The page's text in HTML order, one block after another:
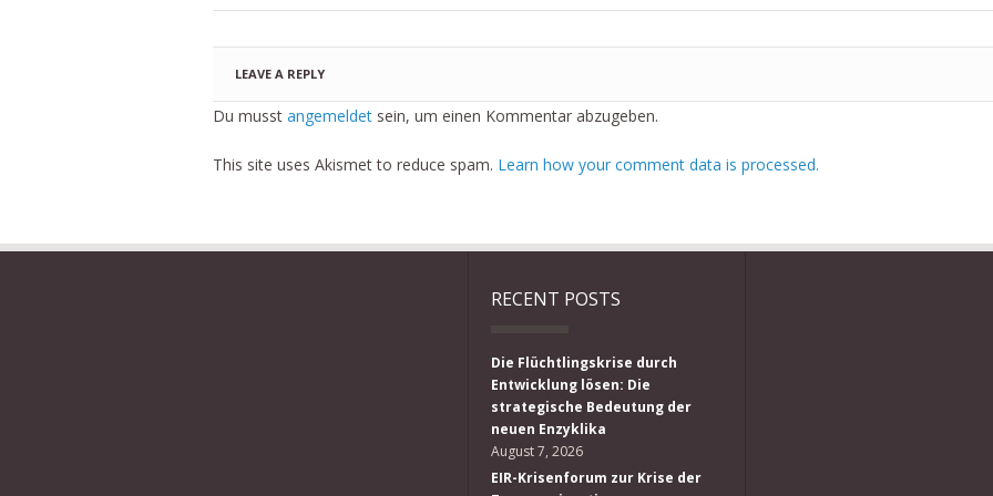
LEAVE A REPLY
Du musst angemeldet sein, um einen Kommentar abzugeben.
This site uses Akismet to reduce spam. Learn how your comment data is processed.
RECENT POSTS
Die Flüchtlingskrise durch
Entwicklung lösen: Die
strategische Bedeutung der
neuen Enzyklika
August 7, 2026
EIR-Krisenforum zur Krise der